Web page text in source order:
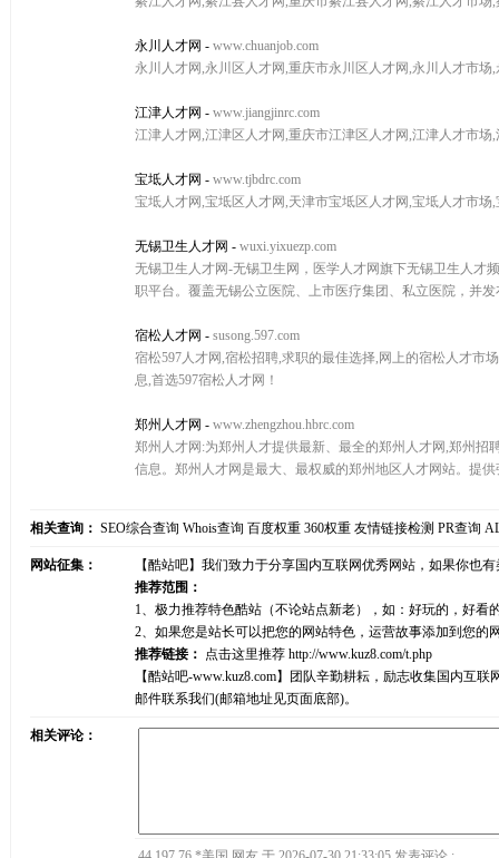
永川人才网 - www.chuanjob.com
永川人才网,永川区人才网,重庆市永川区人才网,永川人才市
江津人才网 - www.jiangjinrc.com
江津人才网,江津区人才网,重庆市江津区人才网,江津人才市
宝坻人才网 - www.tjbdrc.com
宝坻人才网,宝坻区人才网,天津市宝坻区人才网,宝坻人才市
无锡卫生人才网 - wuxi.yixuezp.com
无锡卫生人才网-无锡卫生网，医学人才网旗下无锡卫生人才
职平台。覆盖无锡公立医院、上市医疗集团、私立医院，并
宿松人才网 - susong.597.com
宿松597人才网,宿松招聘,求职的最佳选择,网上的宿松人才市
息,首选597宿松人才网！
郑州人才网 - www.zhengzhou.hbrc.com
郑州人才网:为郑州人才提供最新、最全的郑州人才网,郑州
信息。郑州人才网是最大、最权威的郑州地区人才网站。提
相关查询： SEO综合查询 Whois查询 百度权重 360权重 友情链接检测 PR查询
网站征集：
【酷站吧】我们致力于分享国内互联网优秀网站，如果你也
推荐范围：
1、极力推荐特色酷站（不论站点新老），如：好玩的，好
2、如果您是站长可以把您的网站特色，运营故事添加到您
推荐链接： 点击这里推荐 http://www.kuz8.com/t.php
【酷站吧-www.kuz8.com】团队辛勤耕耘，励志收集国内互
邮件联系我们(邮箱地址见页面底部)。
相关评论：